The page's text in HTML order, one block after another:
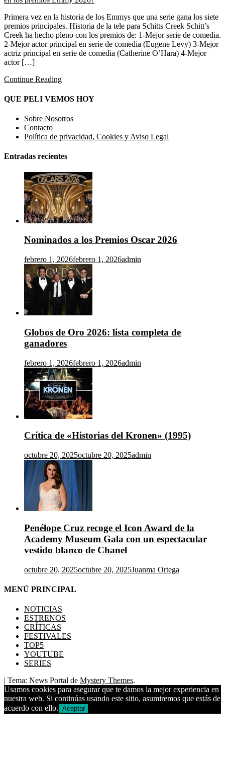
Primera vez en la historia de los Emmys que una serie gana los siete
premios principales. Historia de la tele para Schitts Creek Schitt’s
Creek ha hecho pleno con los premios de: 1-Mejor serie de comedia.
2-Mejor actor principal en serie de comedia (Eugene Levy) 3-Mejor
actriz principal en serie de comedia (Catherine O’Hara) 4-Mejor
actor […]
Continue Reading
QUE PELI VEMOS HOY
Sobre Nosotros
Contacto
Política de privacidad, Cookies y Aviso Legal
Entradas recientes
Nominados a los Premios Oscar 2026
febrero 1, 2026febrero 1, 2026admin
Globos de Oro 2026: lista completa de
ganadores
febrero 1, 2026febrero 1, 2026admin
Crítica de «Historias del Kronen» (1995)
octubre 20, 2025octubre 20, 2025admin
Penélope Cruz recoge el Icon Award de la
Academy Museum Gala con un espectacular
vestido blanco de Chanel
octubre 20, 2025octubre 20, 2025Juanma Ortega
MENÚ PRINCIPAL
NOTICIAS
ESTRENOS
CRÍTICAS
FESTIVALES
TOP5
YOUTUBE
SERIES
| Tema: News Portal de Mystery Themes.
Usamos cookies para asegurar que te damos la mejor experiencia en
nuestra web. Si continúas usando este sitio, asumiremos que estás de
acuerdo con ello. Aceptar